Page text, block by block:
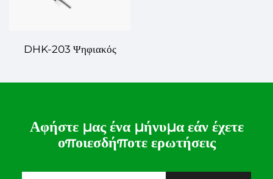
DHK-203 Ψηφιακός
Αξιόπιστος και Ακριβής
Αφήστε μας ένα μήνυμα εάν έχετε
οποιεσδήποτε ερωτήσεις